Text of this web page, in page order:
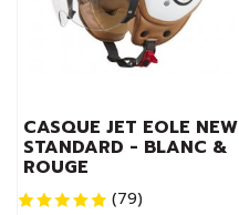
CASQUE JET EOLE NEW
STANDARD - BLANC &
ROUGE
(79)